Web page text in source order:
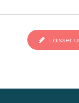
Laisser